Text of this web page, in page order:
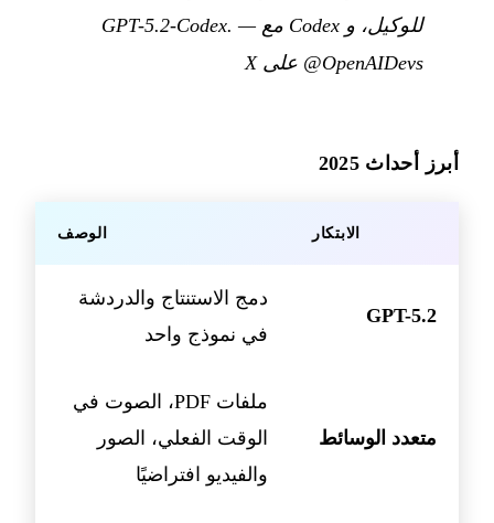
للوكيل، و Codex مع GPT-5.2-Codex.
—
@OpenAIDevs على X
أبرز أحداث 2025
الابتكار الوصف
GPT-5.2
دمج الاستنتاج والدردشة
في نموذج واحد
متعدد الوسائط
ملفات PDF، الصوت في
الوقت الفعلي، الصور
والفيديو افتراضيًا